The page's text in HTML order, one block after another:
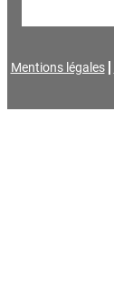
Mentions légales